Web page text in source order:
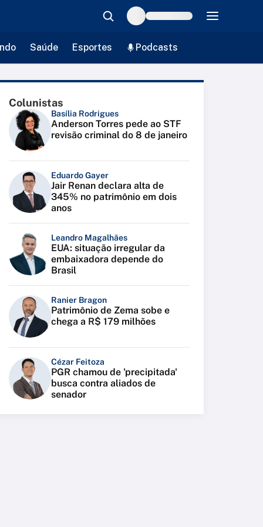
Saúde Esportes Podcasts
Colunistas
Basília Rodrigues
Anderson Torres pede ao STF
revisão criminal do 8 de janeiro
Eduardo Gayer
Jair Renan declara alta de
345% no patrimônio em dois
anos
Leandro Magalhães
EUA: situação irregular da
embaixadora depende do
Brasil
Ranier Bragon
Patrimônio de Zema sobe e
chega a R$ 179 milhões
Cézar Feitoza
PGR chamou de 'precipitada'
busca contra aliados de
senador